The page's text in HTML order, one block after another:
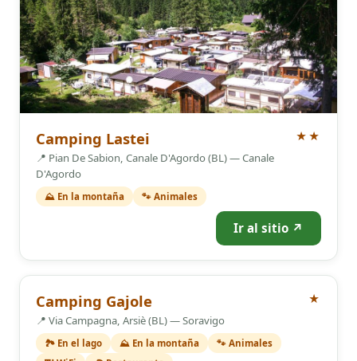
Camping Lastei ★★
2 Estrellas
📍 Pian De Sabion, Canale D'Agordo (BL) — Canale
D'Agordo
⛰️ En la montaña 🐾 Animales
Ir al sitio ↗
Camping Gajole ★
1 Estrellas
📍 Via Campagna, Arsiè (BL) — Soravigo
🏞️ En el lago ⛰️ En la montaña
🐾 Animales